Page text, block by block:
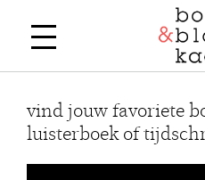
vind jouw favoriete
luisterboek of